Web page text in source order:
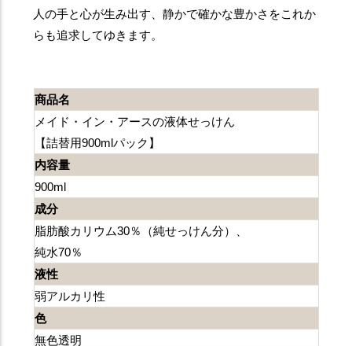
人の手と心が生み出す、静かで確かな豊かさをこれか
らも追求してゆきます。
商品名
メイド・イン・アースの液体せっけん
【詰替用900mlパック】
内容量
900ml
成分
脂肪酸カリウム30％（純せっけん分）、
純水70％
液性
弱アルカリ性
色
無色透明